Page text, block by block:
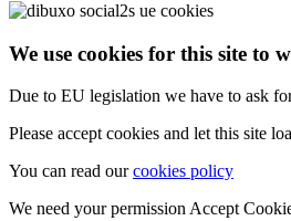
We use cookies for this site to
Due to EU legislation we have to ask
Please accept cookies and let this site
You can read ourcookies policy
We need your permission Accept